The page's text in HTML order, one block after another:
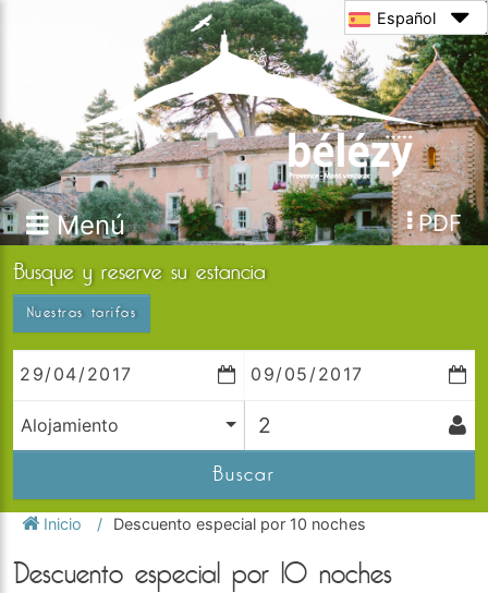
Menú PDF
Español
Busque y reserve su estancia
Nuestras tarifas
Alojamiento
Buscar
Inicio Descuento especial por 10 noches
Descuento especial por 10 noches